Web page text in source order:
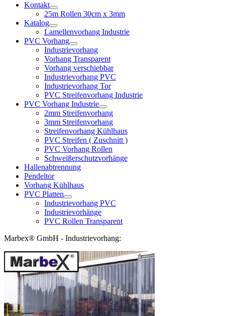
Kontakt
25m Rollen 30cm x 3mm
Katalog
Lamellenvorhang Industrie
PVC Vorhang
Industrievorhang
Vorhang Transparent
Vorhang verschiebbar
Industrievorhang PVC
Industrievorhang Tor
PVC Streifenvorhang Industrie
PVC Vorhang Industrie
2mm Streifenvorhang
3mm Streifenvorhang
Streifenvorhang Kühlhaus
PVC Streifen ( Zuschnitt )
PVC Vorhang Rollen
Schweißerschutzvorhänge
Hallenabtrennung
Pendeltor
Vorhang Kühlhaus
PVC Platten
Industrievorhang PVC
Industrievorhänge
PVC Rollen Transparent
Marbex® GmbH - Industrievorhang: